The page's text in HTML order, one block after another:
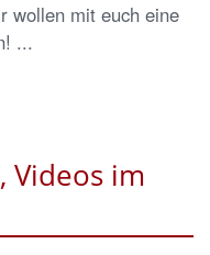
wollen mit euch eine
...
Videos im